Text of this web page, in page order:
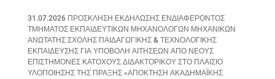
31.07.2026 ΠΡΟΣΚΛΗΣΗ ΕΚΔΗΛΩΣΗΣ ΕΝΔΙΑΦΕΡΟΝΤΟΣ
ΤΜΗΜΑΤΟΣ ΕΚΠΑΙΔΕΥΤΙΚΩΝ ΜΗΧΑΝΟΛΟΓΩΝ ΜΗΧΑΝΙΚΩΝ
ΑΝΩΤΑΤΗΣ ΣΧΟΛΗΣ ΠΑΙΔΑΓΩΓΙΚΗΣ & ΤΕΧΝΟΛΟΓΙΚΗΣ
ΕΚΠΑΙΔΕΥΣΗΣ ΓΙΑ ΥΠΟΒΟΛΗ ΑΙΤΗΣΕΩΝ ΑΠΟ ΝΕΟΥΣ
ΕΠΙΣΤΗΜΟΝΕΣ ΚΑΤΟΧΟΥΣ ΔΙΔΑΚΤΟΡΙΚΟΥ ΣΤΟ ΠΛΑΙΣΙΟ
ΥΛΟΠΟΙΗΣΗΣ ΤΗΣ ΠΡΑΞΗΣ «ΑΠΟΚΤΗΣΗ ΑΚΑΔΗΜΑΪΚΗΣ